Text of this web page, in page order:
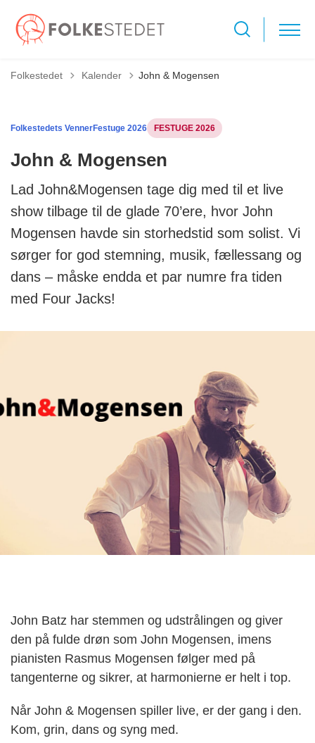
Folkestedet Tilbage til
Kalender John & Mogensen
Folkestedets VennerFestuge 2026 FESTUGE 2026
John & Mogensen
Lad John&Mogensen tage dig med til et live
show tilbage til de glade 70’ere, hvor John
Mogensen havde sin storhedstid som solist. Vi
sørger for god stemning, musik, fællessang og
dans – måske endda et par numre fra tiden
med Four Jacks!
John Batz har stemmen og udstrålingen og giver
den på fulde drøn som John Mogensen, imens
pianisten Rasmus Mogensen følger med på
tangenterne og sikrer, at harmonierne er helt i top.
Når John & Mogensen spiller live, er der gang i den.
Kom, grin, dans og syng med.